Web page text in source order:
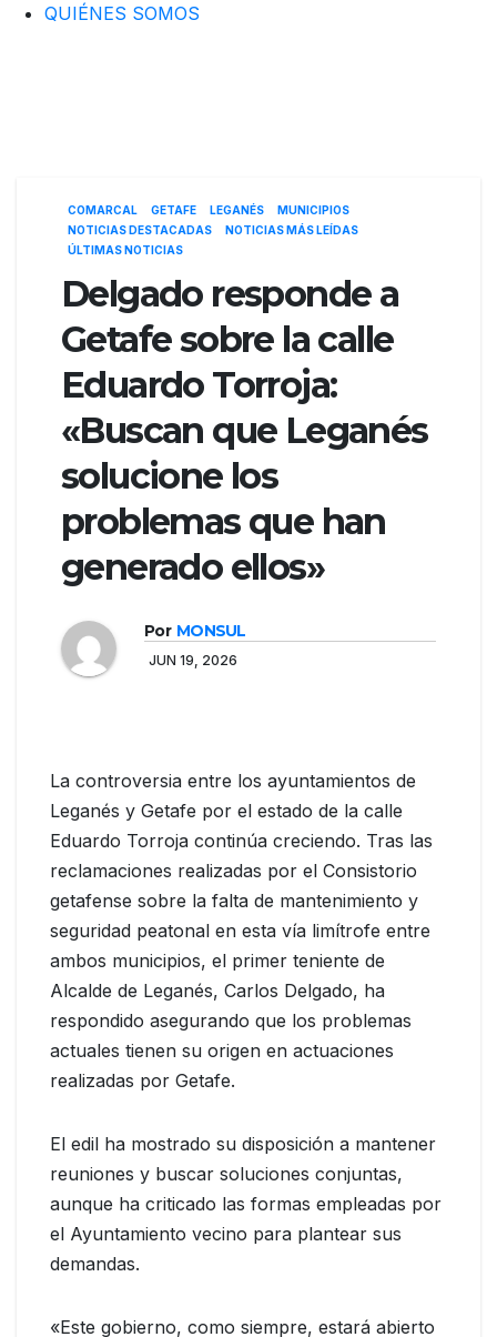
QUIÉNES SOMOS
COMARCAL GETAFE LEGANÉS
MUNICIPIOS
NOTICIAS DESTACADAS
NOTICIAS MÁS LEÍDAS
ÚLTIMAS NOTICIAS
Delgado responde a
Getafe sobre la calle
Eduardo Torroja:
«Buscan que Leganés
solucione los
problemas que han
generado ellos»
Por MONSUL
JUN 19, 2026
La controversia entre los ayuntamientos de
Leganés y Getafe por el estado de la calle
Eduardo Torroja continúa creciendo. Tras las
reclamaciones realizadas por el Consistorio
getafense sobre la falta de mantenimiento y
seguridad peatonal en esta vía limítrofe entre
ambos municipios, el primer teniente de
Alcalde de Leganés, Carlos Delgado, ha
respondido asegurando que los problemas
actuales tienen su origen en actuaciones
realizadas por Getafe.
El edil ha mostrado su disposición a mantener
reuniones y buscar soluciones conjuntas,
aunque ha criticado las formas empleadas por
el Ayuntamiento vecino para plantear sus
demandas.
«Este gobierno, como siempre, estará abierto